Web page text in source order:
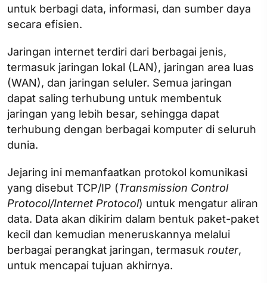
untuk berbagi data, informasi, dan sumber daya
secara efisien.
Jaringan internet terdiri dari berbagai jenis,
termasuk jaringan lokal (LAN), jaringan area luas
(WAN), dan jaringan seluler. Semua jaringan
dapat saling terhubung untuk membentuk
jaringan yang lebih besar, sehingga dapat
terhubung dengan berbagai komputer di seluruh
dunia.
Jejaring ini memanfaatkan protokol komunikasi
yang disebut TCP/IP (Transmission Control
Protocol/Internet Protocol) untuk mengatur aliran
data. Data akan dikirim dalam bentuk paket-paket
kecil dan kemudian meneruskannya melalui
berbagai perangkat jaringan, termasuk router,
untuk mencapai tujuan akhirnya.